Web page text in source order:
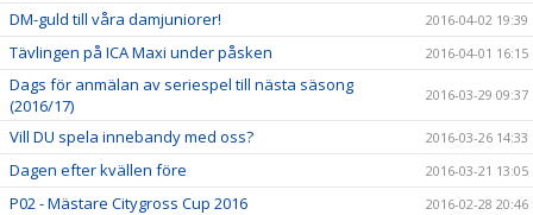
DM-guld till våra damjuniorer! 2016-04-02 19:39
Tävlingen på ICA Maxi under påsken 2016-04-01 16:15
Dags för anmälan av seriespel till nästa säsong
(2016/17)
2016-03-29 09:37
Vill DU spela innebandy med oss? 2016-03-26 14:33
Dagen efter kvällen före 2016-03-21 13:05
P02 - Mästare Citygross Cup 2016 2016-02-28 20:46